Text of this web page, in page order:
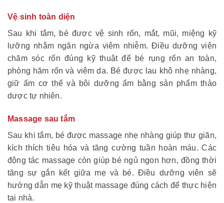
Vệ sinh toàn diện
Sau khi tắm, bé được vệ sinh rốn, mắt, mũi, miệng kỹ
lưỡng nhằm ngăn ngừa viêm nhiễm. Điều dưỡng viên
chăm sóc rốn đúng kỹ thuật để bé rụng rốn an toàn,
phòng hăm rốn và viêm da. Bé được lau khô nhẹ nhàng,
giữ ấm cơ thể và bôi dưỡng ẩm bằng sản phẩm thảo
dược tự nhiên.
Massage sau tắm
Sau khi tắm, bé được massage nhẹ nhàng giúp thư giãn,
kích thích tiêu hóa và tăng cường tuần hoàn máu. Các
động tác massage còn giúp bé ngủ ngon hơn, đồng thời
tăng sự gắn kết giữa mẹ và bé. Điều dưỡng viên sẽ
hướng dẫn mẹ kỹ thuật massage đúng cách để thực hiện
tại nhà.